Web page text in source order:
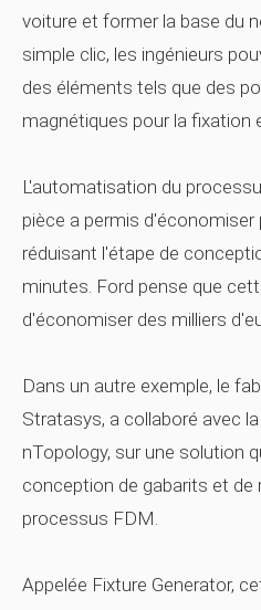
voiture et former la base du
simple clic, les ingénieurs
des éléments tels que des
magnétiques pour la fixation
L'automatisation du
pièce a permis d'économiser
réduisant l'étape de
minutes. Ford pense que
d'économiser des milliers
Dans un autre exemple, le
Stratasys, a collaboré avec
nTopology, sur une solution
conception de gabarits et de
processus FDM.
Appelée Fixture Generator,